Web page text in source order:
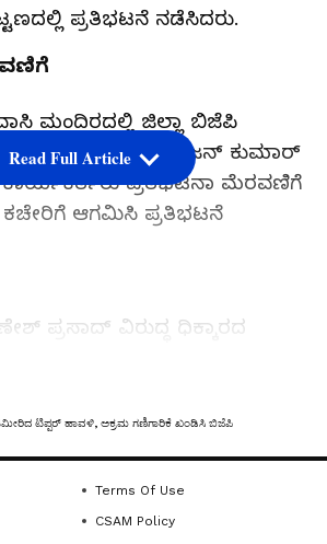
ಪ್ರತಿಭಟನೆ ನಡೆಸಿದರು.
ಮಂದಿರದಲ್ಲಿ ಜಿಲ್ಲಾ ಬಿಜೆಪಿ
ಶಾಸಕ ಸಿ.ಎಸ್.ನಿರಂಜನ್‌ ಕುಮಾರ್‌
ಕಾರ್ಯಕರ್ತರು ಪ್ರತಿಭಟನಾ ಮೆರವಣಿಗೆ
ಆಗಮಿಸಿ ಪ್ರತಿಭಟನೆ
ಪ್ರಸಾದ್‌ ವಿರುದ್ಧ ಧಿಕ್ಕಾರದ
Read Full Article
Terms Of Use
CSAM Policy